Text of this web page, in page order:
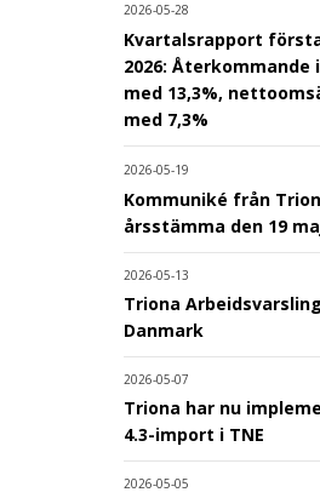
2026-05-28
Kvartalsrapport
2026:
med 13,3%,
med 7,3%
2026-05-19
Kommuniké från
årsstämma den 19
2026-05-13
Triona
Danmark
2026-05-07
Triona har nu
4.3-import i TNE
2026-05-05